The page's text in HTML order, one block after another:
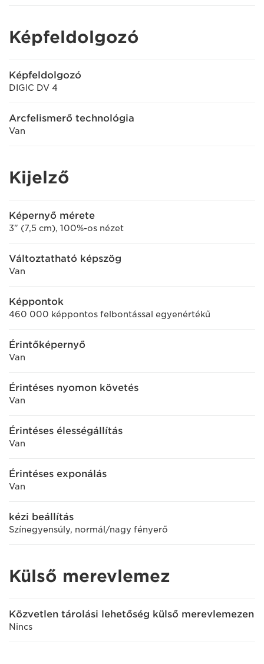
Képfeldolgozó
Képfeldolgozó
DIGIC DV 4
Arcfelismerő technológia
Van
Kijelző
Képernyő mérete
3" (7,5 cm), 100%-os nézet
Változtatható képszög
Van
Képpontok
460 000 képpontos felbontással egyenértékű
Érintőképernyő
Van
Érintéses nyomon követés
Van
Érintéses élességállítás
Van
Érintéses exponálás
Van
kézi beállítás
Színegyensúly, normál/nagy fényerő
Külső merevlemez
Közvetlen tárolási lehetőség külső merevlemezen
Nincs